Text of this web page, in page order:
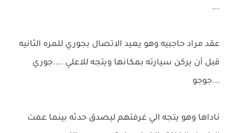
...
عقد مراد حاجبيه وهو يعيد الاتصال بجوري للمره الثانيه
قبل أن يركن سيارته بمكانها ويتجه للاعلي ....جوري
...جوجو
ناداها وهو يتجه الي غرفتهم ليصدق حدثه بينما عمت